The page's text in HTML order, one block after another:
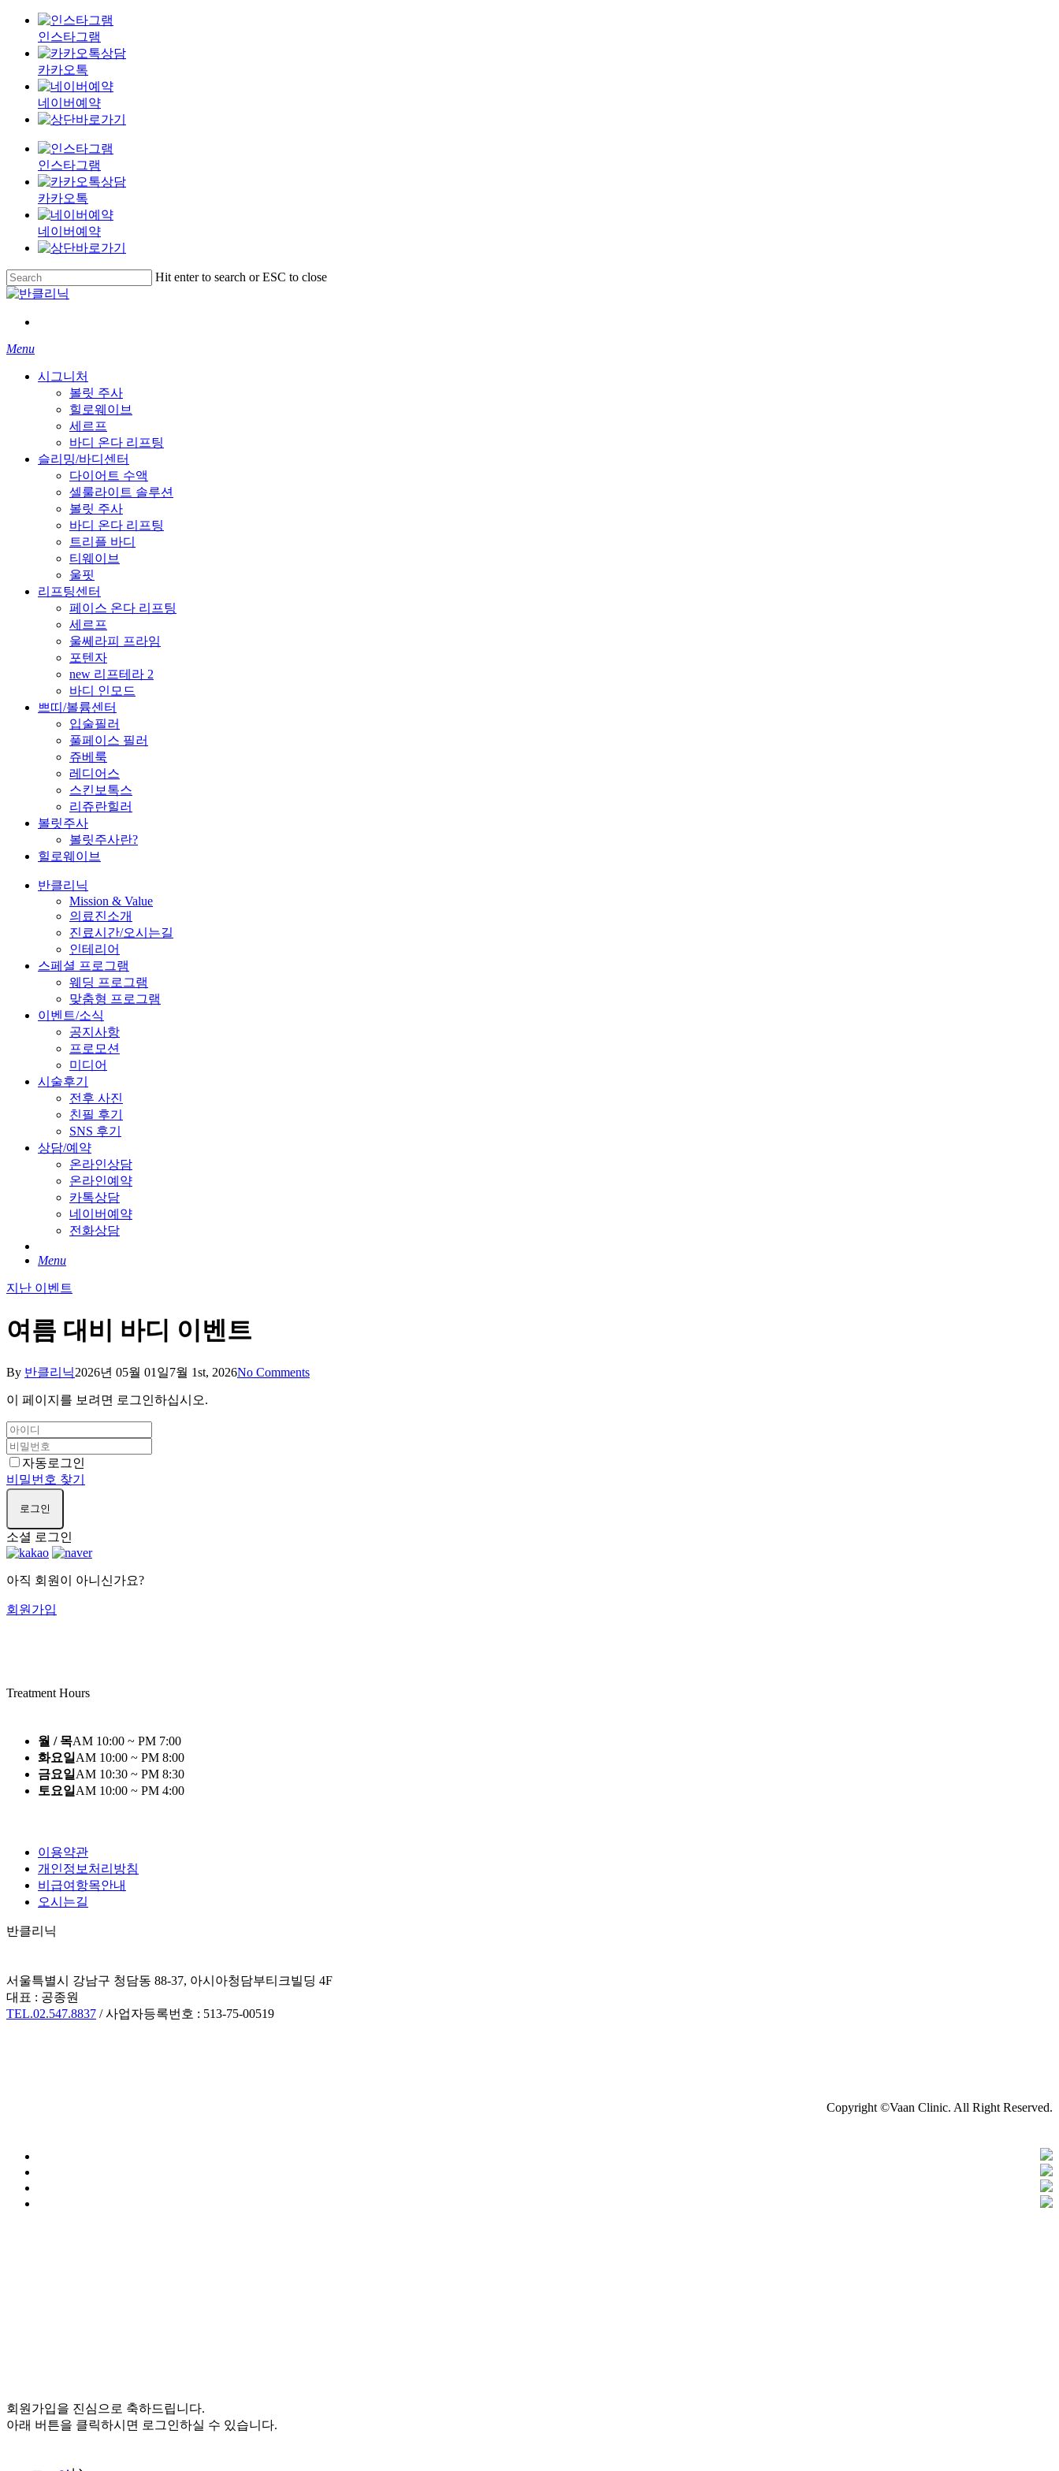
인스타그램
카카오톡
네이버예약
인스타그램
카카오톡
네이버예약
Skip
to
main
content
Hit enter to search or ESC to close
Close
Menu
시그니처
볼릿 주사
힐로웨이브
세르프
바디 온다 리프팅
슬리밍/바디센터
다이어트 수액
셀룰라이트 솔루션
볼릿 주사
바디 온다 리프팅
트리플 바디
티웨이브
울핏
리프팅센터
페이스 온다 리프팅
세르프
울쎄라피 프라임
포텐자
new 리프테라 2
바디 인모드
쁘띠/볼륨센터
입술필러
풀페이스 필러
쥬베룩
레디어스
스킨보톡스
리쥬란힐러
볼릿주사
볼릿주사란?
힐로웨이브
반클리닉
Mission & Value
의료진소개
진료시간/오시는길
인테리어
스페셜 프로그램
웨딩 프로그램
맞춤형 프로그램
이벤트/소식
공지사항
프로모션
미디어
시술후기
전후 사진
친필 후기
SNS 후기
상담/예약
온라인상담
온라인예약
카톡상담
네이버예약
전화상담
Menu
지난 이벤트
여름 대비 바디 이벤트
By 반클리닉2026년 05월 01일7월 1st, 2026No Comments
이 페이지를 보려면 로그인하십시오.
자동로그인
비밀번호 찾기
로그인
소셜 로그인
아직 회원이 아니신가요?
회원가입
Treatment Hours
월 / 목AM 10:00 ~ PM 7:00
화요일 AM 10:00 ~ PM 8:00
금요일 AM 10:30 ~ PM 8:30
토요일 AM 10:00 ~ PM 4:00
이용약관
개인정보처리방침
비급여항목안내
오시는길
반클리닉
서울특별시 강남구 청담동 88-37, 아시아청담부티크빌딩 4F
대표 : 공종원
TEL.02.547.8837 / 사업자등록번호 : 513-75-00519
Copyright ©Vaan Clinic. All Right Reserved.
회원가입을 진심으로 축하드립니다.
아래 버튼을 클릭하시면 로그인하실 수 있습니다.